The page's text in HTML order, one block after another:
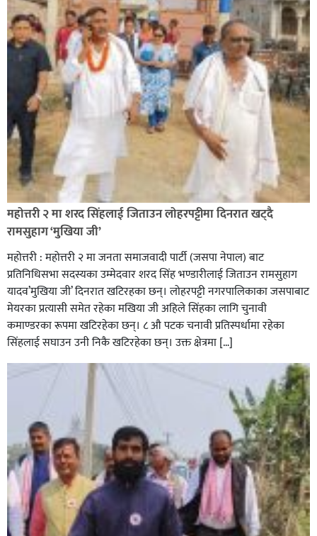
सिराहा-२ मा संजय यादव भिड्ने !
रक्तदान सेवामा जिल्लामै दोस्रो स्थान ल्याएकोमा जनमत नेताद्वय
रेडक्रस सिराहा द्वारा सम्मानित
सिराहाको औरहीमा जेन-जी भेला सम्पन्न
महोत्तरी २ मा शरद सिंहलाई जिताउन लोहरपट्टीमा दिनरात खट्दै
रामसुहाग ‘मुखिया जी’
महोत्तरी : महोत्तरी २ मा जनता समाजवादी पार्टी (जसपा नेपाल) बाट
प्रतिनिधिसभा सदस्यका उम्मेदवार शरद सिंह भण्डारीलाई जिताउन रामसुहाग
यादव’मुखिया जी’ दिनरात खटिरहका छन्। लोहरपट्टी नगरपालिकाका जसपाबाट
मेयरका प्रत्यासी समेत रहेका मखिया जी अहिले सिंहका लागि चुनावी
कमाण्डरका रूपमा खटिरहेका छन्। ८ औ पटक चनावी प्रतिस्पर्धामा रहेका
सिंहलाई सघाउन उनी निकै खटिरहेका छन्। उक्त क्षेत्रमा […]